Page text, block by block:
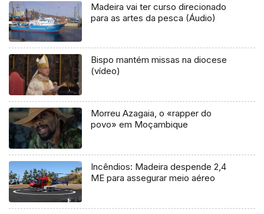
Madeira vai ter curso direcionado
para as artes da pesca (Áudio)
Bispo mantém missas na diocese
(vídeo)
Morreu Azagaia, o «rapper do
povo» em Moçambique
Incêndios: Madeira despende 2,4
ME para assegurar meio aéreo